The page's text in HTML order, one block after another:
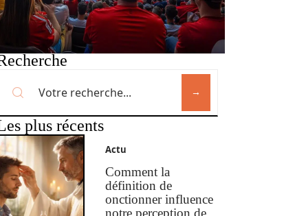
plus récents
Actu
Comment la
définition de
onctionner influence
notre perception de